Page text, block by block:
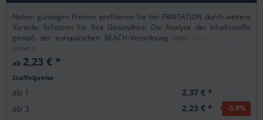
Neben günstigen Preisen profitieren Sie bei PRINTATION durch weitere
Vorteile: Schützen Sie Ihre Gesundheit: Die Analyse der Inhaltsstoffe
gemäß der europäischen REACH-Verordnung stellt sicher, dass alle
Printation-Produkte nur...
Inhalt 1
ab 2,23 € *
Staffelpreise
ab 1
2,37 € *
ab 3 2,23 € * -5.9%